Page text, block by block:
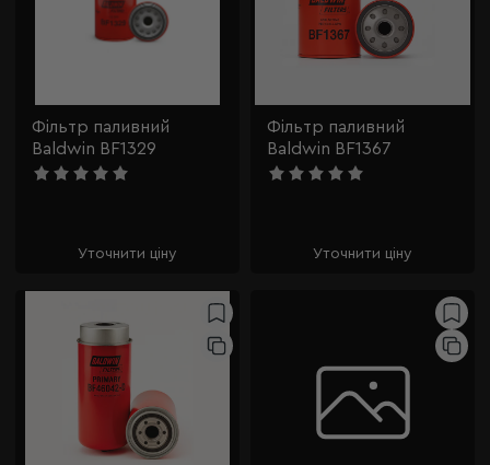
Фільтр паливний
Baldwin BF1329
Уточнити ціну
Фільтр паливний
Baldwin BF1367
Уточнити ціну